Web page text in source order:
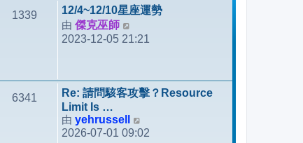
發
表
1339
12/4~12/10星座運勢
由 傑克巫師
視
發
表
2023-12-05 21:21
6341
Re: 請問駭客攻擊？Resource
Limit Is …
由 yehrussell
視
2026-07-01 09:02